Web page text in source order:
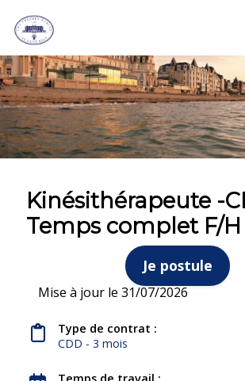
Kinésithérapeute -
Temps complet F/H
Je postule
Mise à jour le 31/07/2026
Type de contrat :
CDD - 3 mois